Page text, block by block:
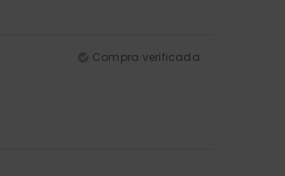
Compra verificada